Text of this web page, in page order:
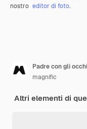
nostro editor di foto.
magnific
Altri elementi di